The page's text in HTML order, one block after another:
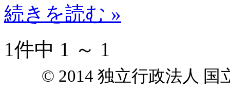
続きを読む »
1件中 1 ～ 1
© 2014 独立行政法人 国